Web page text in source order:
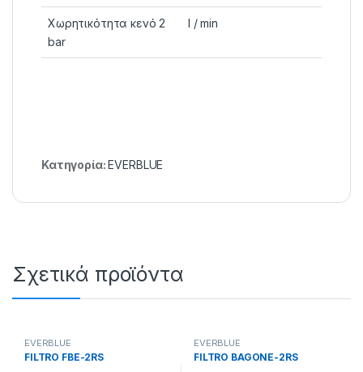
Χωρητικότητα κενό 2
bar
l / min
Κατηγορία:EVERBLUE
Σχετικά προϊόντα
EVERBLUE
FILTRO FBE-2RS
EVERBLUE
FILTRO BAGONE-2RS